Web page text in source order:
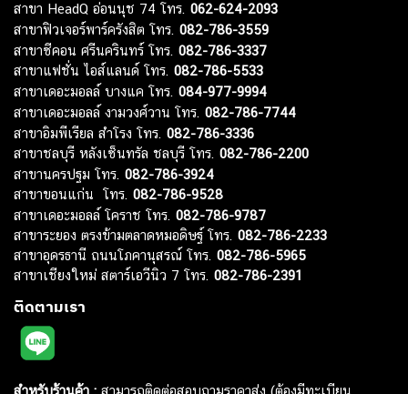
สาขา HeadQ อ่อนนุช 74 โทร. 062-624-2093
สาขาฟิวเจอร์พาร์ครังสิต โทร. 082-786-3559
สาขาซีคอน ศรีนครินทร์ โทร. 082-786-3337
สาขาแฟชั่น ไอส์แลนด์ โทร. 082-786-5533
สาขาเดอะมอลล์ บางแค โทร. 084-977-9994
สาขาเดอะมอลล์ งามวงศ์วาน โทร. 082-786-7744
สาขาอิมพีเรียล สำโรง โทร. 082-786-3336
สาขาชลบุรี หลังเซ็นทรัล ชลบุรี โทร. 082-786-2200
สาขานครปฐม โทร. 082-786-3924
สาขาขอนแก่น โทร. 082-786-9528
สาขาเดอะมอลล์ โคราช โทร. 082-786-9787
สาขาระยอง ตรงข้ามตลาดหมอดิษฐ์ โทร. 082-786-2233
สาขาอุดรธานี ถนนโภคานุสรณ์ โทร. 082-786-5965
สาขาเชียงใหม่ สตาร์เอวีนิว 7 โทร. 082-786-2391
ติดตามเรา